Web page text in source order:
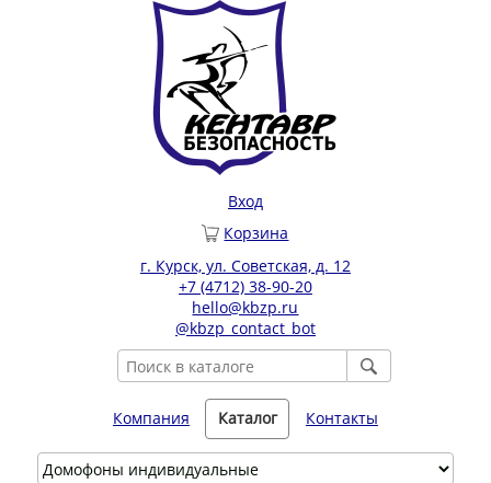
Вход
Корзина
г. Курск, ул. Советская, д. 12
+7 (4712) 38-90-20
hello@kbzp.ru
@kbzp_contact_bot
Компания Каталог Контакты